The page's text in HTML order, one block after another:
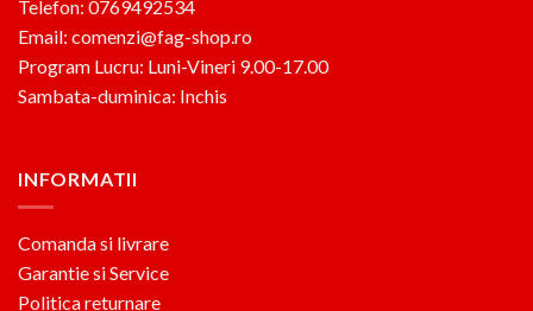
Telefon: 0769492534
Email: comenzi@fag-shop.ro
Program Lucru: Luni-Vineri 9.00-17.00
Sambata-duminica: Inchis
INFORMATII
Comanda si livrare
Garantie si Service
Politica returnare